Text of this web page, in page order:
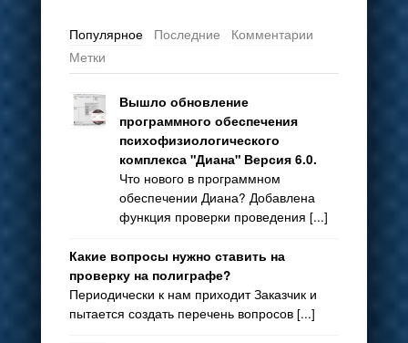
Популярное Последние
Комментарии
Метки
Вышло обновление
программного обеспечения
психофизиологического
комплекса "Диана" Версия 6.0.
Что нового в программном
обеспечении Диана? Добавлена
функция проверки проведения [...]
Какие вопросы нужно ставить на
проверку на полиграфе?
Периодически к нам приходит Заказчик и
пытается создать перечень вопросов [...]